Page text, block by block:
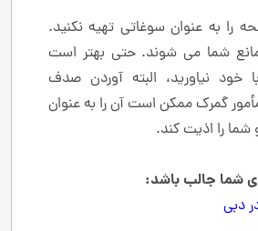
را به عنوان سوغاتی تهیه نکنید.
مانع شما می شوند. حتی بهتر است
خود نیاورید، البته آوردن صدف
گمرک ممکن است آن را به عنوان
شما را اذیت کند.
شما جالب باشد:
دبی